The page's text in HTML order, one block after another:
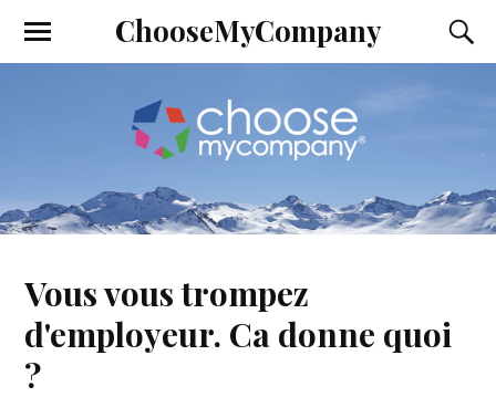
ChooseMyCompany
Vous vous trompez
d'employeur. Ca donne quoi
?